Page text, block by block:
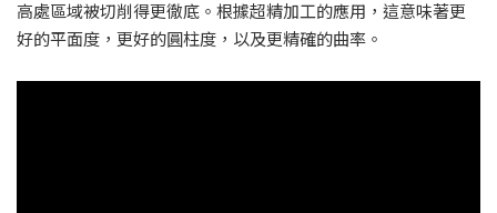
高處區域被切削得更徹底。根據超精加工的應用，這意味著更
好的平面度，更好的圓柱度，以及更精確的曲率。